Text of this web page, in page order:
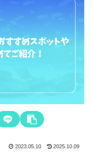
2023.05.10 2025.10.09